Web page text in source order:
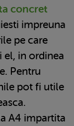
concret
impreuna
pe care
el, in ordinea
Pentru
pot fi utile
A4 impartita